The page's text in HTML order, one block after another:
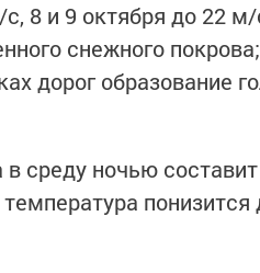
8 и 9 октября до 22 м/
снежного покрова;
дорог образование
среду ночью
понизится